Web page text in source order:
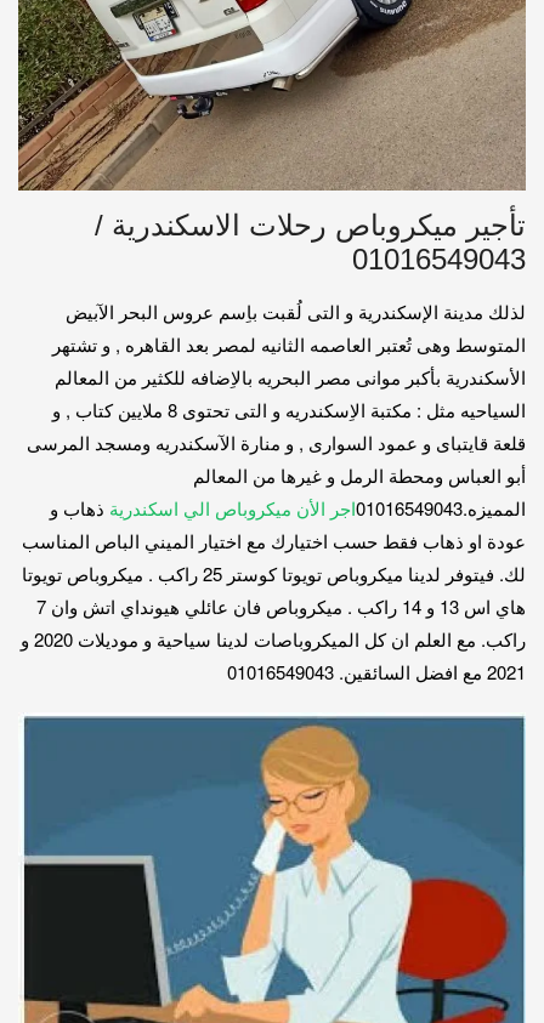
تأجير ميكروباص رحلات الاسكندرية /
01016549043
لذلك مدينة الإسكندرية و التى لُقبت باِسم عروس البحر الآبيض
المتوسط وهى تُعتبر العاصمه الثانيه لمصر بعد القاهره , و تشتهر
الأسكندرية بأكبر موانى مصر البحريه بالاِضافه للكثير من المعالم
السياحيه مثل : مكتبة الاِسكندريه و التى تحتوى 8 ملايين كتاب , و
قلعة قايتباى و عمود السوارى , و منارة الآسكندريه ومسجد المرسى
أبو العباس ومحطة الرمل و غيرها من المعالم
المميزه.01016549043
اجر الأن ميكروباص الي اسكندرية ذهاب و
عودة او ذهاب فقط حسب اختيارك مع اختيار الميني الباص المناسب
لك. فيتوفر لدينا ميكروباص تويوتا كوستر 25 راكب . ميكروباص تويوتا
هاي اس 13 و 14 راكب . ميكروباص فان عائلي هيونداي اتش وان 7
راكب. مع العلم ان كل الميكروباصات لدينا سياحية و موديلات 2020 و
2021 مع افضل السائقين. 01016549043